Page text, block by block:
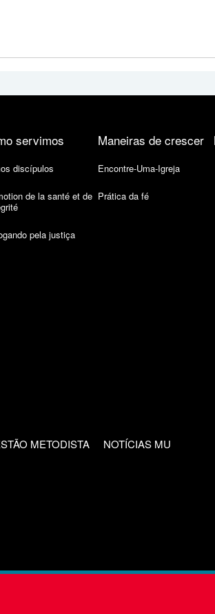
servimos
discípulos
de la santé et de
pela justiça
Maneiras de crescer
Encontre-Uma-Igreja
Prática da fé
METODISTA NOTÍCIAS MU